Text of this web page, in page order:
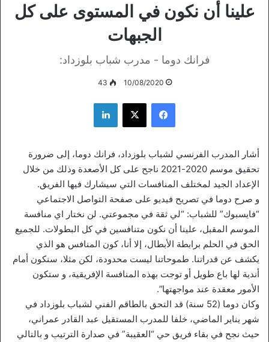
علينا أن نكون في المستوى على كل
الجبهات
فرانك دوما - مدرب شباب بلوزداد:
10/08/2020
43
فيسبوك ‫X لينكدإن
أشار المدرب الفرنسي لشباب بلوزداد، فرانك دوما، إلى ضرورة
تحقيق موسم 2020-2021 ناجح على كل الأصعدة وذلك من خلال
الإعداد الجيد لمختلف المنافسات التي سيشارك فيها الفريق.
و صرح دوما في تصريح فيديو على صفحة التواصل الاجتماعي
“فايسبوك” للشباب: “لي ثقة في مجموعتي. لن نختار اي منافسة
الموسم المقبل، علينا أن نكون متنافسين في كل البطولات. للجميع
الحق في الحلم برابطة الأبطال، إلا أنا، كون المنافس هو الذي
يكشف عن قدراتنا. طموحاتنا ليست محدودة، لكن مثلا، سنكون أمام
أندية لها باع طويل أو توجت بهذه المنافسة الإفريقية، و ستكون
الأمور معقدة عند مواجهتها”.
وكان دوما (52 سنة) قد التحق بالطاقم الفني لشباب بلوزداد في
شهر يناير الماضي، خلفا للمدرب المستقيل عبد القادر عمراني،
حيث نجح في بقاء فريق حي “العقيبة” في صدارة الترتيب و بالتالي